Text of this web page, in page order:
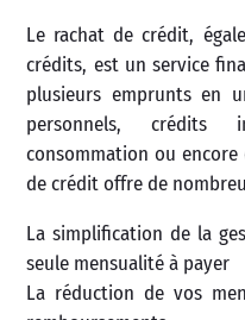
Le rachat de crédit,
crédits, est un service
plusieurs emprunts en
personnels,
consommation ou encore
de crédit offre de
La simplification de la
seule mensualité à payer
La réduction de vos